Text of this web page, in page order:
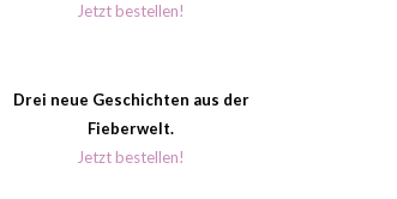
Jetzt bestellen!
Drei neue Geschichten aus der
Fieberwelt.
Jetzt bestellen!